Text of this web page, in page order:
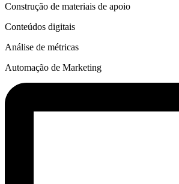
Construção de materiais de apoio
Conteúdos digitais
Análise de métricas
Automação de Marketing